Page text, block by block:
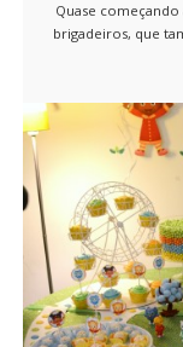
Quase
brigadeiros, que